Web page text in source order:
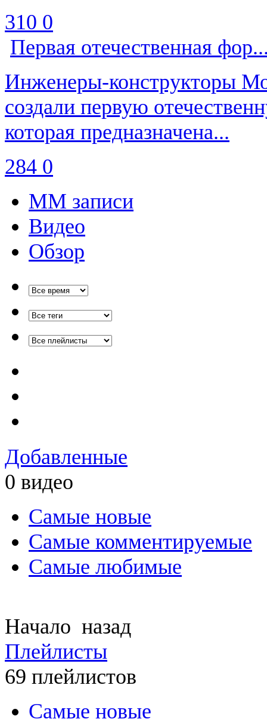
310 0
Первая отечественная
Инженеры-конструкторы
создали первую
которая предназначена...
284 0
ММ записи
Видео
Обзор
Добавленные
0 видео
Самые новые
Самые комментируемые
Самые любимые
Начало назад
Плейлисты
69 плейлистов
Самые новые